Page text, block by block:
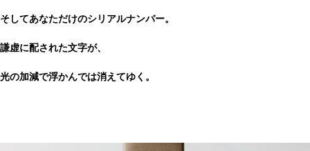
そしてあなただけのシリアルナンバー。
謙虚に配された文字が、
光の加減で浮かんでは消えてゆく。